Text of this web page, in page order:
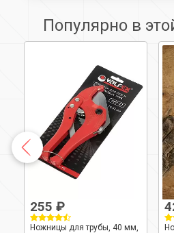
Популярно в
255 ₽
Ножницы для трубы, 40 мм,